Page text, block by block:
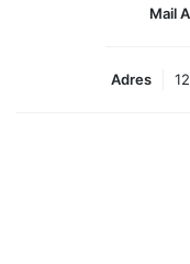
Mail
Adres